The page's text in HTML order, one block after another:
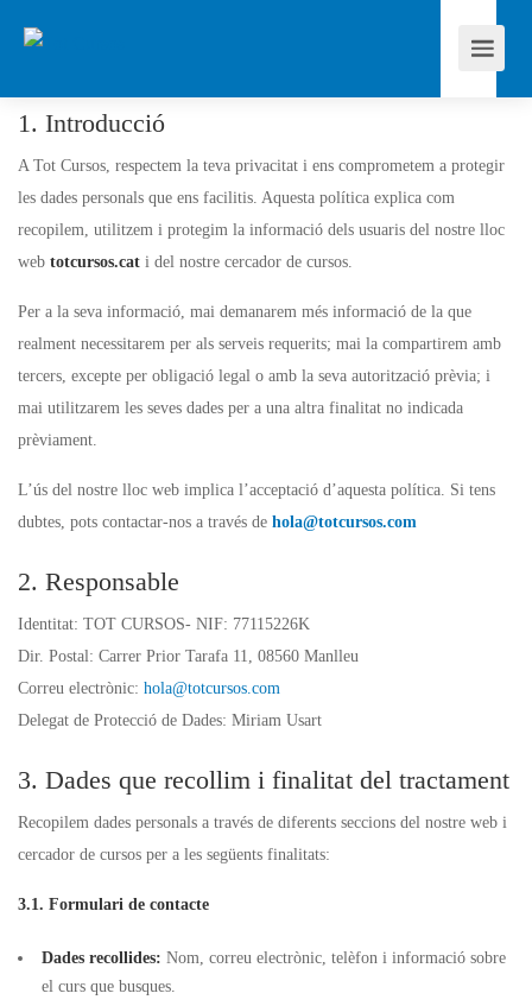
1. Introducció
A Tot Cursos, respectem la teva privacitat i ens comprometem a protegir
les dades personals que ens facilitis. Aquesta política explica com
recopilem, utilitzem i protegim la informació dels usuaris del nostre lloc
web totcursos.cat i del nostre cercador de cursos.
Per a la seva informació, mai demanarem més informació de la que
realment necessitarem per als serveis requerits; mai la compartirem amb
tercers, excepte per obligació legal o amb la seva autorització prèvia; i
mai utilitzarem les seves dades per a una altra finalitat no indicada
prèviament.
L’ús del nostre lloc web implica l’acceptació d’aquesta política. Si tens
dubtes, pots contactar-nos a través de hola@totcursos.com
2. Responsable
Identitat: TOT CURSOS- NIF: 77115226K
Dir. Postal: Carrer Prior Tarafa 11, 08560 Manlleu
Correu electrònic: hola@totcursos.com
Delegat de Protecció de Dades: Miriam Usart
3. Dades que recollim i finalitat del tractament
Recopilem dades personals a través de diferents seccions del nostre web i
cercador de cursos per a les següents finalitats:
3.1. Formulari de contacte
Dades recollides: Nom, correu electrònic, telèfon i informació sobre
el curs que busques.